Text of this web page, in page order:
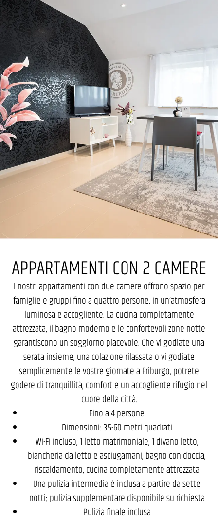
APPARTAMENTI CON 2 CAMERE
I nostri appartamenti con due camere offrono spazio per
famiglie e gruppi fino a quattro persone, in un’atmosfera
luminosa e accogliente. La cucina completamente
attrezzata, il bagno moderno e le confortevoli zone notte
garantiscono un soggiorno piacevole. Che vi godiate una
serata insieme, una colazione rilassata o vi godiate
semplicemente le vostre giornate a Friburgo, potrete
godere di tranquillità, comfort e un accogliente rifugio nel
cuore della città.
Fino a 4 persone
Dimensioni: 35-60 metri quadrati
Wi-Fi incluso, 1 letto matrimoniale, 1 divano letto,
biancheria da letto e asciugamani, bagno con doccia,
riscaldamento, cucina completamente attrezzata
Una pulizia intermedia è inclusa a partire da sette
notti; pulizia supplementare disponibile su richiesta
Pulizia finale inclusa